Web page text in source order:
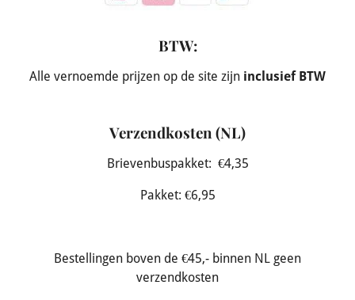
BTW:
Alle vernoemde prijzen op de site zijn inclusief BTW
Verzendkosten (NL)
Brievenbuspakket: €4,35
Pakket: €6,95
Bestellingen boven de €45,- binnen NL geen
verzendkosten